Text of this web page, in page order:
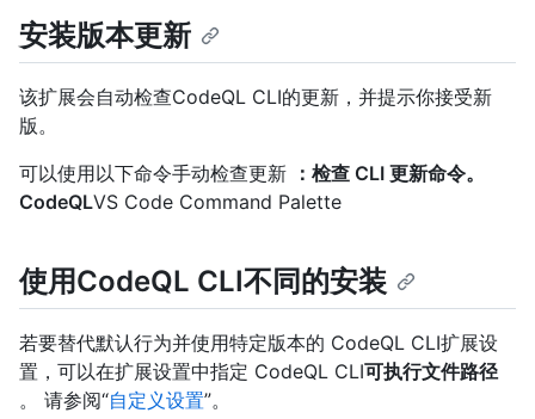
安装版本更新
该扩展会自动检查CodeQL CLI的更新，并提示你接受新
版。
可以使用以下命令手动检查更新 ：检查 CLI 更新命令。
CodeQLVS Code Command Palette
使用CodeQL CLI不同的安装
若要替代默认行为并使用特定版本的 CodeQL CLI扩展设
置，可以在扩展设置中指定 CodeQL CLI可执行文件路径
。 请参阅“自定义设置”。